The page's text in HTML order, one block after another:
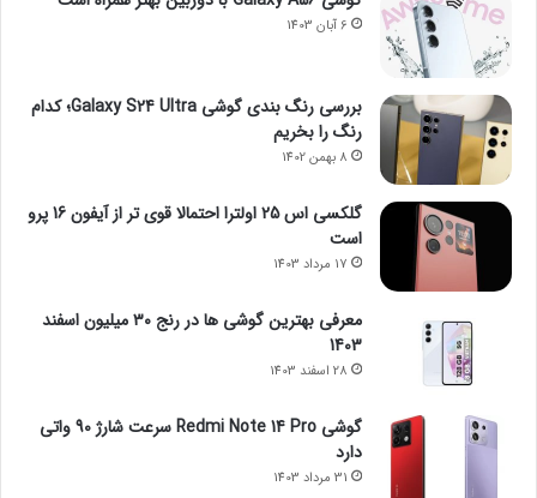
6 آبان 1403
بررسی رنگ بندی گوشی Galaxy S24 Ultra؛ کدام
رنگ را بخریم
8 بهمن 1402
گلکسی اس 25 اولترا احتمالا قوی تر از آیفون 16 پرو
است
17 مرداد 1403
معرفی بهترین گوشی ها در رنج ۳۰ میلیون اسفند
1403
28 اسفند 1403
گوشی Redmi Note 14 Pro سرعت شارژ 90 واتی
دارد
31 مرداد 1403